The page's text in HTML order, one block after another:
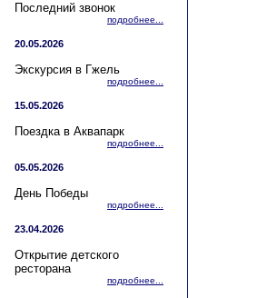
Последний звонок
подробнее...
20.05.2026
Экскурсия в Гжель
подробнее...
15.05.2026
Поездка в Аквапарк
подробнее...
05.05.2026
День Победы
подробнее...
23.04.2026
Открытие детского
ресторана
подробнее...